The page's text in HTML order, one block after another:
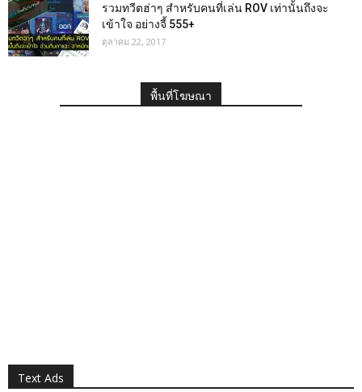
รวมทวีตฮ่าๆ สำหรับคนที่เล่น ROV เท่านั้นถึงจะ
เข้าใจ อย่างจี้ 555+
ตุลาคม 22, 2017
พื้นที่โฆษณา
Text Ads